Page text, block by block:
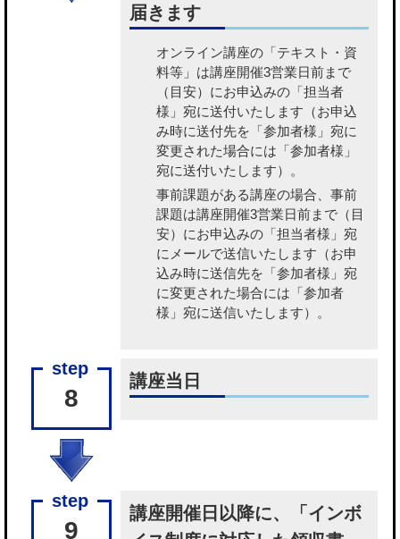
届きます
オンライン講座の「テキスト・資
料等」 は講座開催3営業日前まで
（目安）にお申込みの「担当者
様」宛に送付いたします（お申込
み時に送付先を「参加者様」宛に
変更された場合には「参加者様」
宛に送付いたします）。
事前課題がある講座の場合、事前
課題は講座開催3営業日前まで（目
安）にお申込みの「担当者様」宛
にメールで送信いたします（お申
込み時に送信先を「参加者様」宛
に変更された場合には「参加者
様」宛に送信いたします）。
8
講座当日
9
講座開催日以降に、「インボ